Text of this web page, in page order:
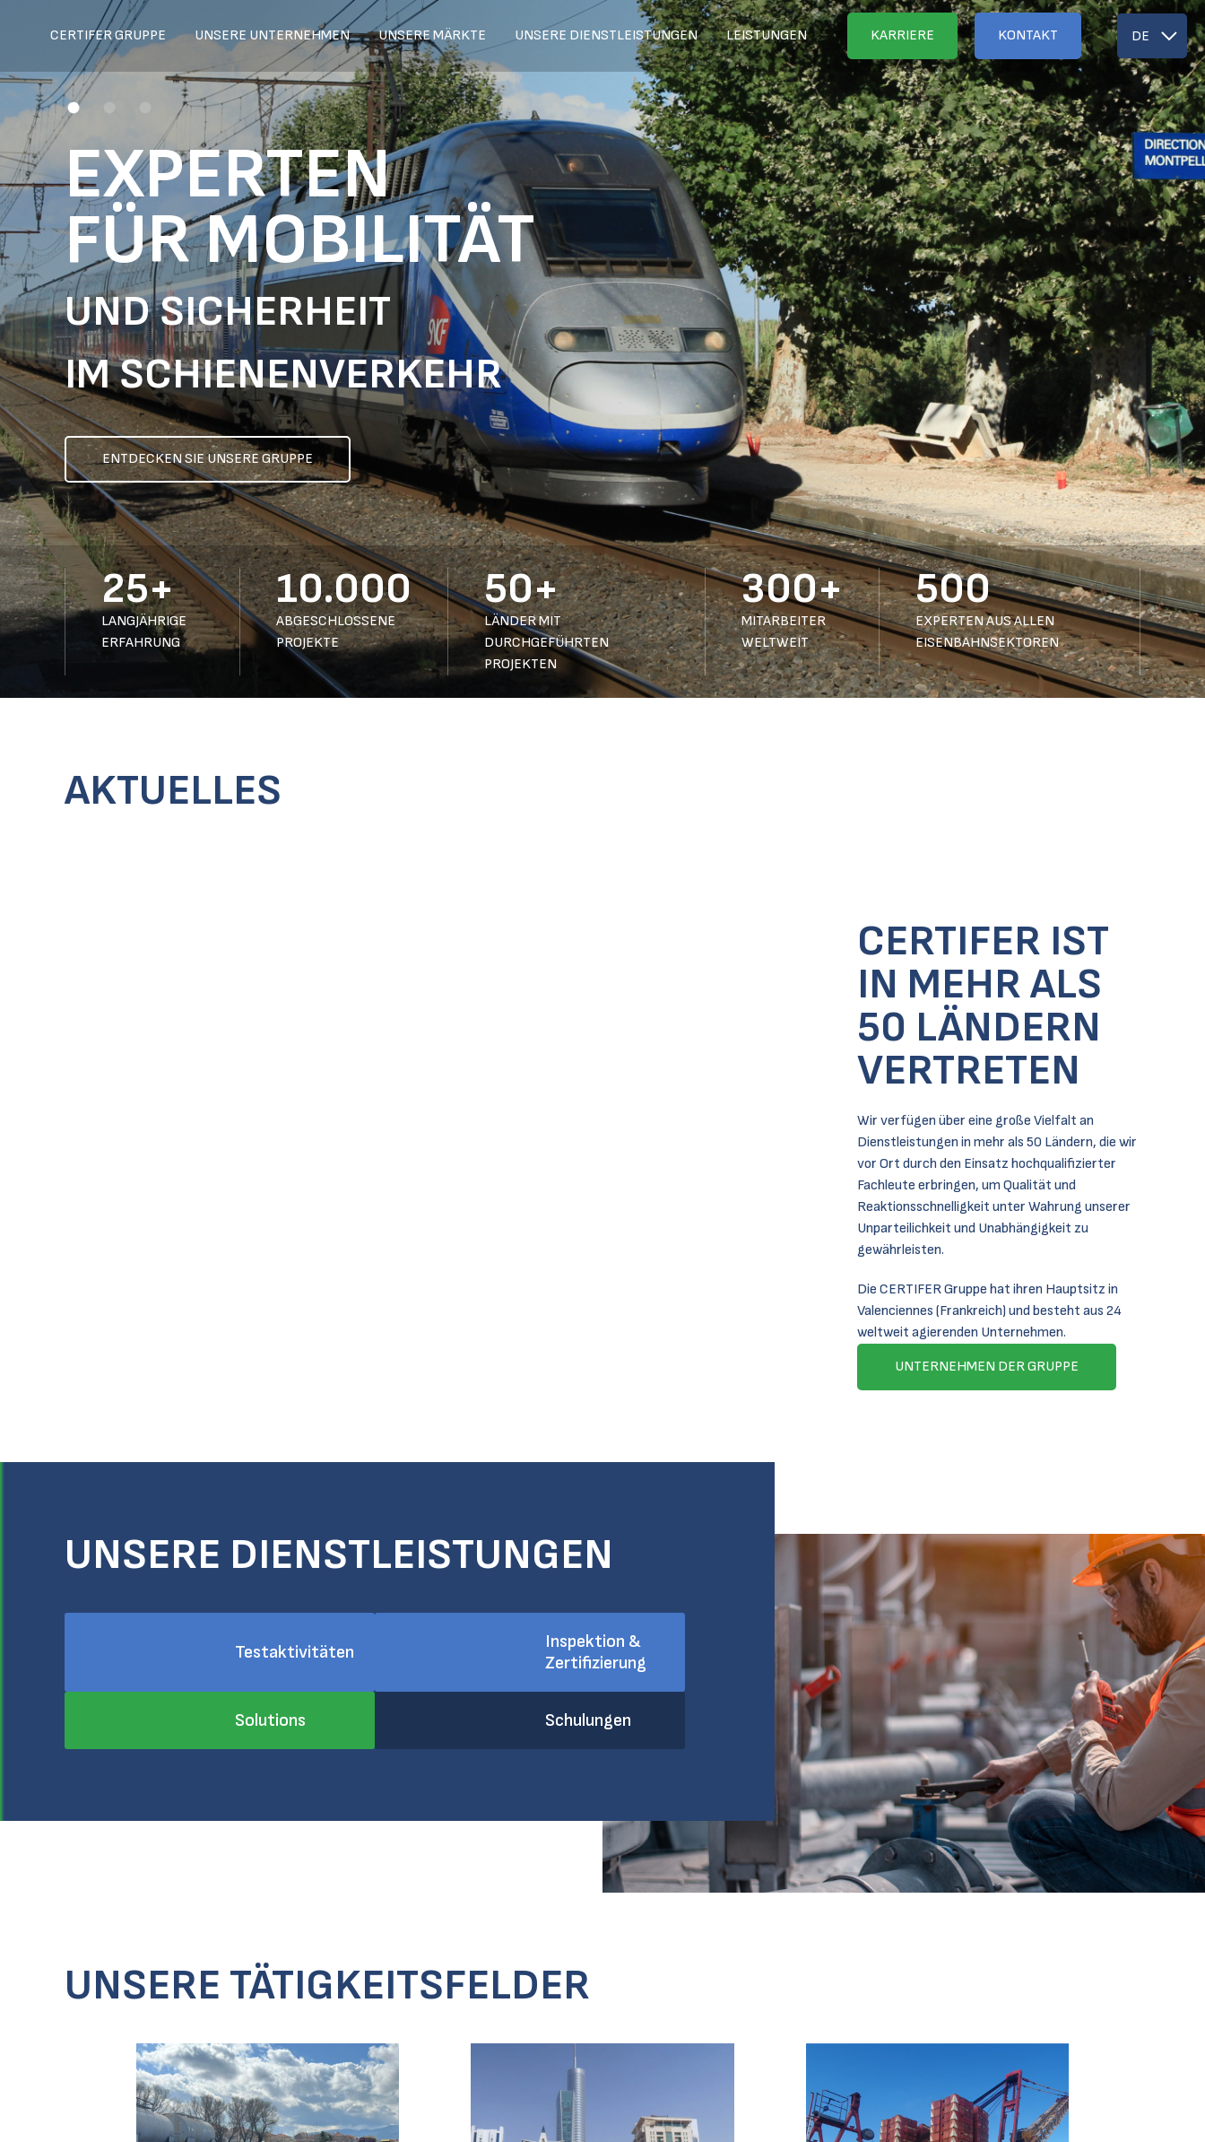
CERTIFER GRUPPE UNSERE UNTERNEHMEN UNSERE MÄRKTE UNSERE DIENSTLEISTUNGEN LEISTUNGEN KARRIERE KONTAKT DE
EXPERTEN
FÜR MOBILITÄT
UND SICHERHEIT
IM SCHIENENVERKEHR
ENTDECKEN SIE UNSERE MÄRKTE
25+
LANGJÄHRIGE
ERFAHRUNG
10.000
ABGESCHLOSSENE
PROJEKTE
50+
LÄNDER MIT
DURCHGEFÜHRTEN
PROJEKTEN
300+
MITARBEITER
WELTWEIT
500
EXPERTEN AUS ALLEN
EISENBAHNSEKTOREN
AKTUELLES
CERTIFER IST
IN MEHR ALS
50 LÄNDERN
VERTRETEN
Wir verfügen über eine große Vielfalt an
Dienstleistungen in mehr als 50 Ländern, die wir
vor Ort durch den Einsatz hochqualifizierter
Fachleute erbringen, um Qualität und
Reaktionsschnelligkeit unter Wahrung unserer
Unparteilichkeit und Unabhängigkeit zu
gewährleisten.
Die CERTIFER Gruppe hat ihren Hauptsitz in
Valenciennes (Frankreich) und besteht aus 24
weltweit agierenden Unternehmen.
UNTERNEHMEN DER GRUPPE
UNSERE DIENSTLEISTUNGEN
Testaktivitäten
Inspektion &
Zertifizierung
Solutions Schulungen
UNSERE TÄTIGKEITSFELDER